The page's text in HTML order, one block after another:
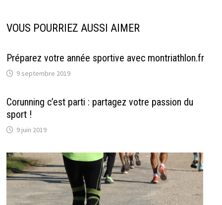
VOUS POURRIEZ AUSSI AIMER
Préparez votre année sportive avec montriathlon.fr
9 septembre 2019
Corunning c’est parti : partagez votre passion du
sport !
9 juin 2019